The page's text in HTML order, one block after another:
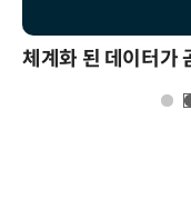
체계화 된 데이터가